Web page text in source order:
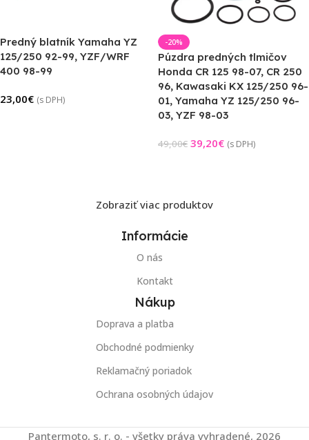
Predný blatník Yamaha YZ
125/250 92-99, YZF/WRF
400 98-99
23,00€ (s DPH)
-20%
Púzdra predných tlmičov
Honda CR 125 98-07, CR 250
96, Kawasaki KX 125/250 96-
01, Yamaha YZ 125/250 96-
03, YZF 98-03
49,00€ 39,20€ (s DPH)
Zobraziť viac produktov
Informácie
O nás
Kontakt
Nákup
Doprava a platba
Obchodné podmienky
Reklamačný poriadok
Ochrana osobných údajov
Pantermoto, s. r. o. - všetky práva vyhradené, 2026